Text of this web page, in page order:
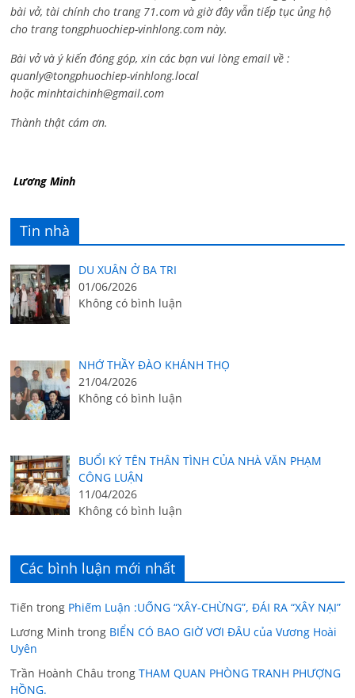
bài vở, tài chính cho trang 71.com và giờ đây vẫn tiếp tục ủng hộ
cho trang tongphuochiep-vinhlong.com này.
Bài vở và ý kiến đóng góp, xin các bạn vui lòng email về :
quanly@tongphuochiep-vinhlong.local
hoặcminhtaichinh@gmail.com
Thành thật cám ơn.
Lương Minh
Tin nhà
DU XUÂN Ở BA TRI
01/06/2026
Không có bình luận
NHỚ THẦY ĐÀO KHÁNH THỌ
21/04/2026
Không có bình luận
BUỔI KÝ TÊN THÂN TÌNH CỦA NHÀ VĂN PHẠM
CÔNG LUẬN
11/04/2026
Không có bình luận
Các bình luận mới nhất
Tiến trong Phiếm Luận :UỐNG “XÂY-CHỪNG”, ĐÁI RA “XÂY NẠI”
Lương Minh trong BIỂN CÓ BAO GIỜ VƠI ĐÂU của Vương Hoài
Uyên
Trần Hoành Châu trongTHAM QUAN PHÒNG TRANH PHƯỢNG
HỒNG.